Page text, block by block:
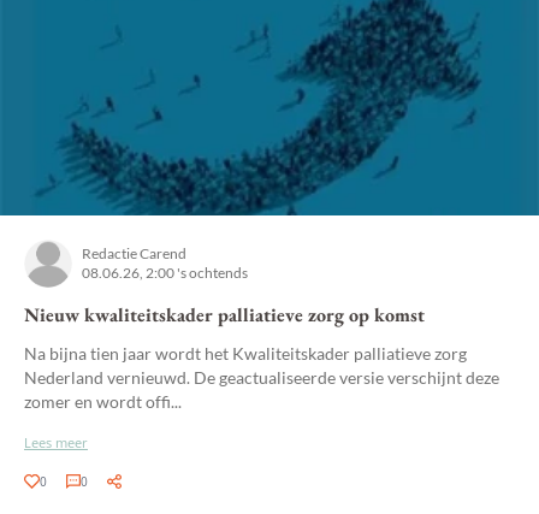
Redactie Carend
08.06.26, 2:00 's ochtends
Nieuw kwaliteitskader palliatieve zorg op komst
Na bijna tien jaar wordt het Kwaliteitskader palliatieve zorg
Nederland vernieuwd. De geactualiseerde versie verschijnt deze
zomer en wordt offi...
Lees meer
0 0